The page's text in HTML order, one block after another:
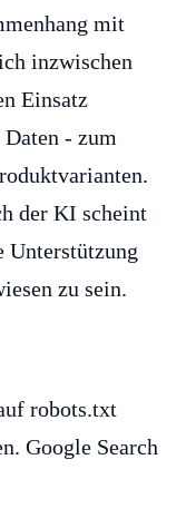
mit
inzwischen
Einsatz
- zum
der KI scheint
Unterstützung
zu sein.